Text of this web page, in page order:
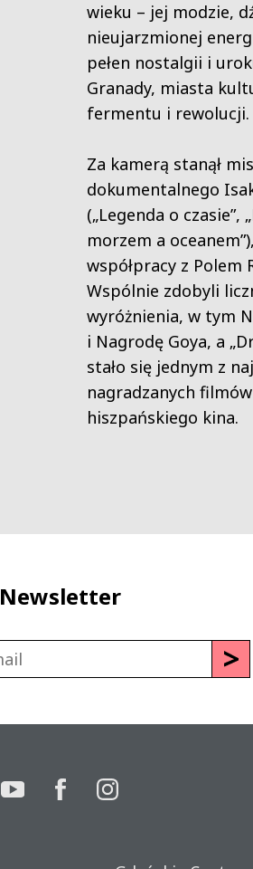
wieku – jej modzie,
nieujarzmionej
pełen nostalgii i
Granady, miasta
fermentu i rewolucji.
Za kamerą stanął
dokumentalnego
(„Legenda o czasie”,
morzem a
współpracy z Polem
Wspólnie zdobyli
wyróżnienia, w tym
i Nagrodę Goya, a
stało się jednym z
nagradzanych
hiszpańskiego kina.
Newsletter